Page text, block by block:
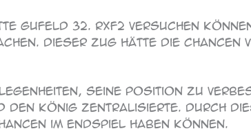
Gufeld 32. Rxf2 versuchen
Dieser Zug hätte die
seine Position zu
König zentralisierte. Durch
im Endspiel haben können.